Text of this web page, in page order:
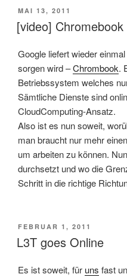
VERÖFFENTLICHT
AM
MAI 13, 2011
[video] Chromebook
Google liefert wieder
sorgen wird –Chrombook.
Betriebssystem welches
Sämtliche Dienste sind
CloudComputing-Ansatz.
Also ist es nun soweit,
man braucht nur mehr
um arbeiten zu können.
durchsetzt und wo die
Schritt in die richtige
VERÖFFENTLICHT
AM
FEBRUAR 1, 2011
L3T goes Online
Es ist soweit, für uns fast